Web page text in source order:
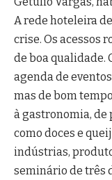
A rede hoteleira
crise. Os acessos
de boa qualidade.
agenda de
mas de bom
à gastronomia,
como doces e
indústrias,
seminário de três